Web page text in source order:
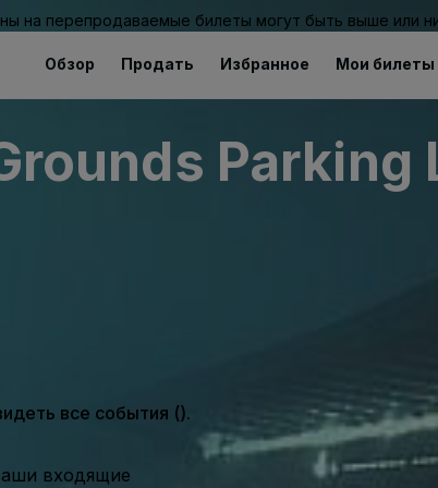
на перепродаваемые билеты могут быть выше или
Обзор Продать Избранное Мои билеты
Parking
все события ().
входящие